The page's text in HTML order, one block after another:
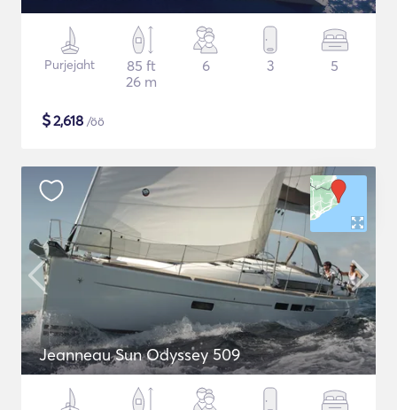
Purjejaht
85 ft
26 m
6 3 5
$2,618 /öö
Jeanneau Sun Odyssey 509